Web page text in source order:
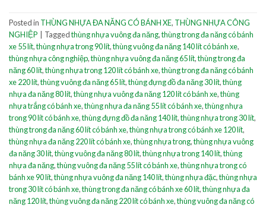
Posted in THÙNG NHỰA ĐA NĂNG CÓ BÁNH XE, THÙNG NHỰA CÔNG
NGHIỆP
Taggedthùng nhựa vuông đa năng,thùng trong đa năng có bánh
xe 55 lít,thùng nhựa trong 90 lít,thùng vuông đa năng 140 lít có bánh xe,
thùng nhựa công nghiệp,thùng nhựa vuông đa năng 65 lít,thùng trong đa
năng 60 lít,thùng nhựa trong 120 lít có bánh xe,thùng trong đa năng có bánh
xe 220 lít,thùng vuông đa năng 65 lít,thùng đựng đồ đa năng 30 lít,thùng
nhựa đa năng 80 lít,thùng nhựa vuông đa năng 120 lít có bánh xe,thùng
nhựa trắng có bánh xe,thùng nhựa đa năng 55 lít có bánh xe,thùng nhựa
trong 90 lít có bánh xe,thùng đựng đồ đa năng 140 lít,thùng nhựa trong 30 lít,
thùng trong đa năng 60 lít có bánh xe,thùng nhựa trong có bánh xe 120 lít,
thùng nhựa đa năng 220 lít có bánh xe,thùng nhựa trong,thùng nhựa vuông
đa năng 30 lít,thùng vuông đa năng 80 lít,thùng nhựa trong 140 lít,thùng
nhựa đa năng,thùng vuông đa năng 55 lít có bánh xe,thùng nhựa trong có
bánh xe 90 lít,thùng nhựa vuông đa năng 140 lít,thùng nhựa đặc,thùng nhựa
trong 30 lít có bánh xe,thùng trong đa năng có bánh xe 60 lít,thùng nhựa đa
năng 120 lít,thùng vuông đa năng 220 lít có bánh xe,thùng vuông đa năng có